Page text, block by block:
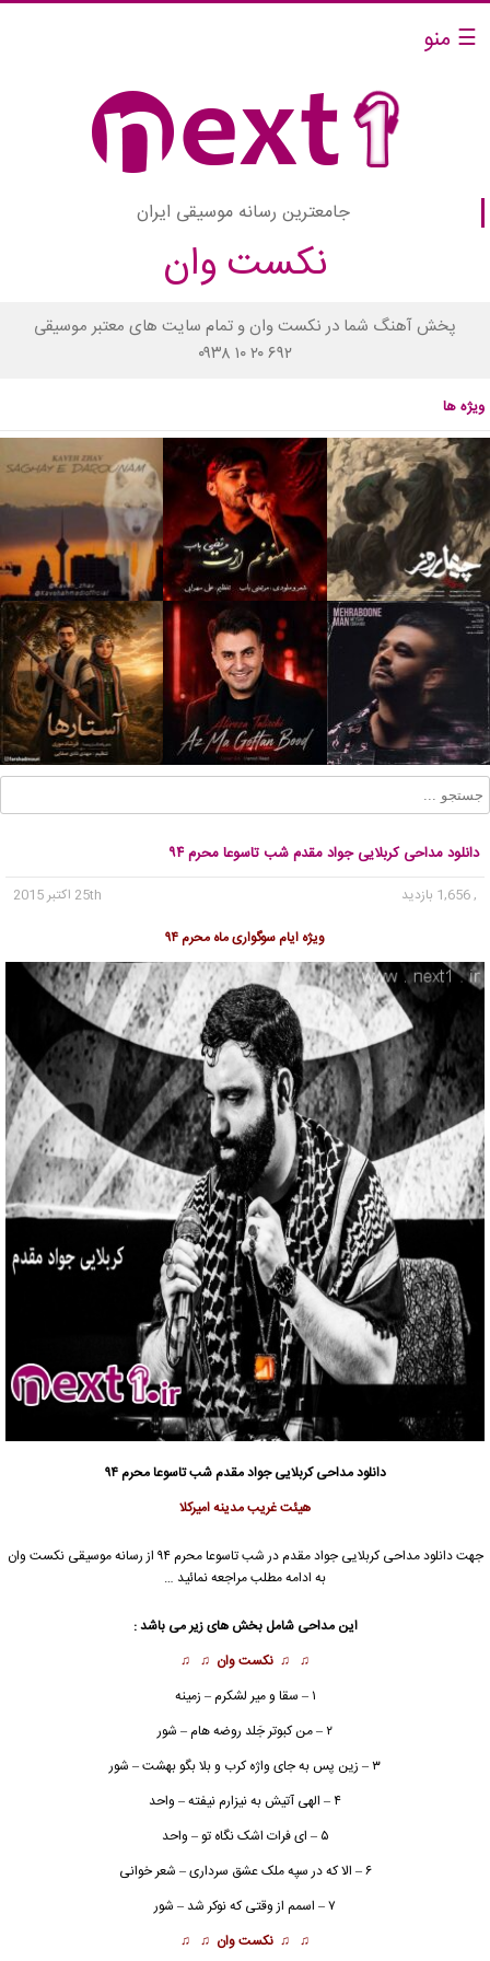
☰ منو
جامعترین رسانه موسیقی ایران
نکست وان
پخش آهنگ شما در نکست وان و تمام سایت های معتبر موسیقی
۰۹۳۸ ۱۰ ۲۰ ۶۹۲
ویژه ها
دانلود مداحی کربلایی جواد مقدم شب تاسوعا محرم ۹۴
, 1,656 بازدید
25th اکتبر 2015
ویژه ایام سوگواری ماه محرم ۹۴
دانلود مداحی کربلایی جواد مقدم شب تاسوعا محرم ۹۴
هیئت غریب مدینه امیرکلا
جهت دانلود مداحیکربلایی جواد مقدم
در شب تاسوعا محرم ۹۴ از رسانه موسیقی نکست وان
به ادامه مطلب مراجعه نمائید …
این مداحی شامل بخش های زیر می باشد :
♫ ♫ نکست وان ♫ ♫
۱ – سقا و میر لشکرم – زمینه
۲ – من کبوتر جَلد روضه هام – شور
۳ – زین پس به جای واژه کرب و بلا بگو بهشت – شور
۴ – الهی آتیش به نیزارم نیفته – واحد
۵ – ای فرات اشک نگاه تو – واحد
۶ – الا که در سپه ملک عشق سرداری – شعر خوانی
۷ – اسمم از وقتی که نوکر شد – شور
♫ ♫ نکست وان ♫ ♫